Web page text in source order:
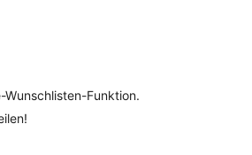
Funktion.